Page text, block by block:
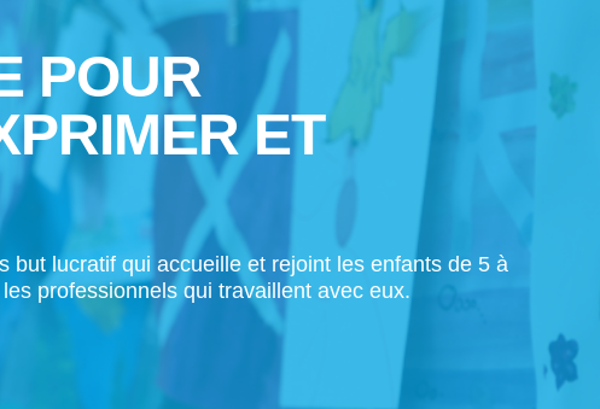
POUR
ET
but lucratif qui accueille et rejoint les enfants de 5 à
professionnels qui travaillent avec eux.